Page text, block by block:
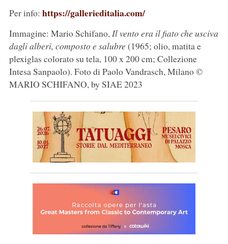
Per info: https://gallerieditalia.com/
Immagine: Mario Schifano,Il vento era il fiato che usciva
dagli alberi, composto e salubre(1965; olio, matita e
plexiglas colorato su tela, 100 x 200 cm; Collezione
Intesa Sanpaolo). Foto di Paolo Vandrasch, Milano ©
MARIO SCHIFANO, by SIAE 2023